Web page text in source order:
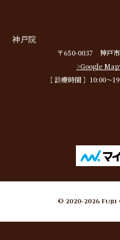
神戸院
〒650-0037 神戸
>Google Map
［ 診療時間 ］10:00〜
© 2020-2026